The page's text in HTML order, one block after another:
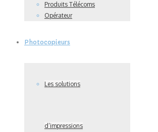
Produits Télécoms
Opérateur
Photocopieurs
Les solutions
d’impressions